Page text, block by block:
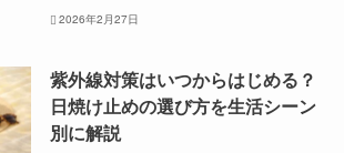
2026年2月27日
紫外線対策はいつからはじめる？
日焼け止めの選び方を生活シーン
別に解説